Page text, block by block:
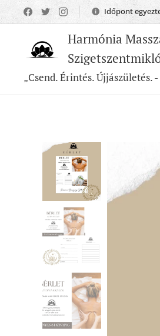
Időpont
Harmónia
„Csend. Érintés. Újjászületés.